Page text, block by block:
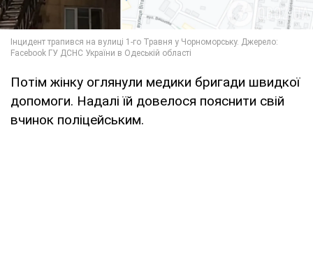
Потім жінку оглянули медики бригади швидкої
допомоги. Надалі їй довелося пояснити свій
вчинок поліцейським.